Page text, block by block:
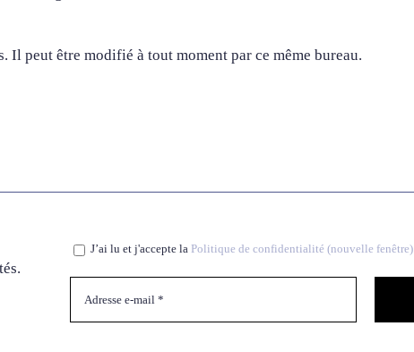
peut être modifié à tout moment par ce même bureau.
J’ai lu et j'accepte la Politique de confidentialité (nouvelle fenêtre)